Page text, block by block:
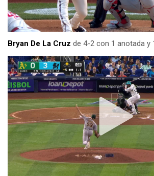
Bryan De La Cruz de 4-2 con 1 anotada y